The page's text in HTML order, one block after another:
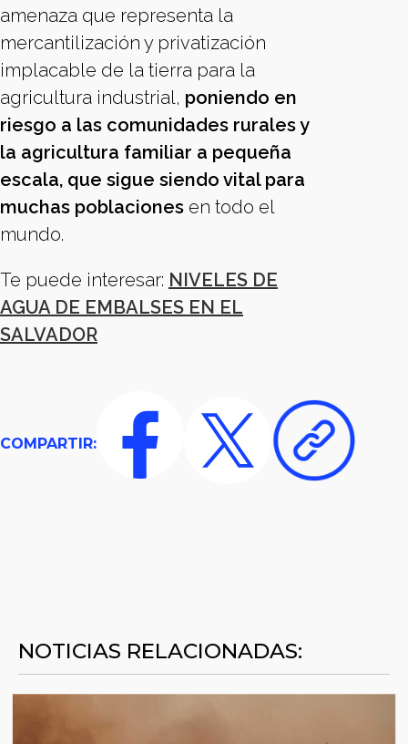
amenaza que representa la
mercantilización y privatización
implacable de la tierra para la
agricultura industrial, poniendo en
riesgo a las comunidades rurales y
la agricultura familiar a pequeña
escala, que sigue siendo vital para
muchas poblaciones en todo el
mundo.
Te puede interesar: NIVELES DE
AGUA DE EMBALSES EN EL
SALVADOR
COMPARTIR:
NOTICIAS RELACIONADAS: